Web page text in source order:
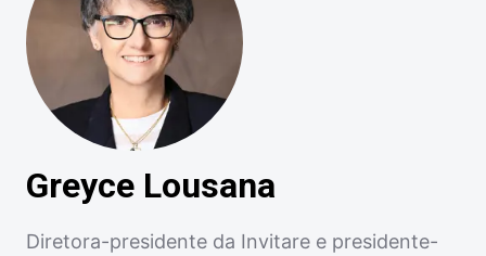
Greyce Lousana
Diretora-presidente da Invitare e presidente-